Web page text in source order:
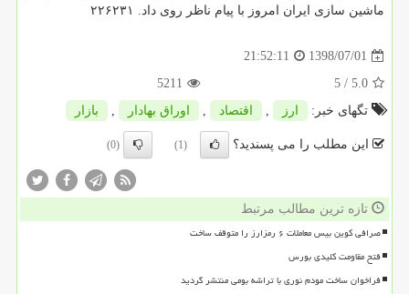
ماشین سازی ایران امروز با پیام ناظر روی داد. ۲۲۶۲۳۱
1398/07/01
21:52:11
5.0
/ 5
5211
تگهای خبر:
ارز , اقتصاد , اوراق بهادار , بازار
این مطلب را می پسندید؟ (1)
(0)
تازه ترین مطالب مرتبط
صرافی کوین بیس معاملات ۶ رمزارز را متوقف ساخت
فتح مقاومت کلیدی بورس
فراخوان ساخت مودم نوری با تراشه بومی منتشر گردید